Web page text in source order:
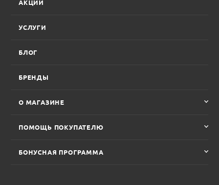
АКЦИИ
УСЛУГИ
БЛОГ
БРЕНДЫ
О МАГАЗИНЕ
ПОМОЩЬ ПОКУПАТЕЛЮ
БОНУСНАЯ ПРОГРАММА